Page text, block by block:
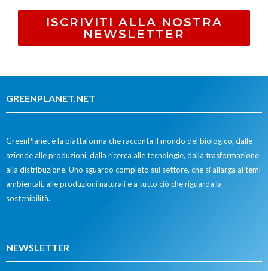
ISCRIVITI ALLA NOSTRA
NEWSLETTER
GREENPLANET.NET
GreenPlanet è la piattaforma che racconta il mondo del biologico, dalle
aziende alle produzioni, dalla ricerca alle tecnologie, dalla trasformazione
alla distribuzione. Uno sguardo completo sul settore, che si allarga ai temi
ambientali, alle produzioni naturali e a tutto ciò che riguarda la
sostenibilità.
NEWSLETTER